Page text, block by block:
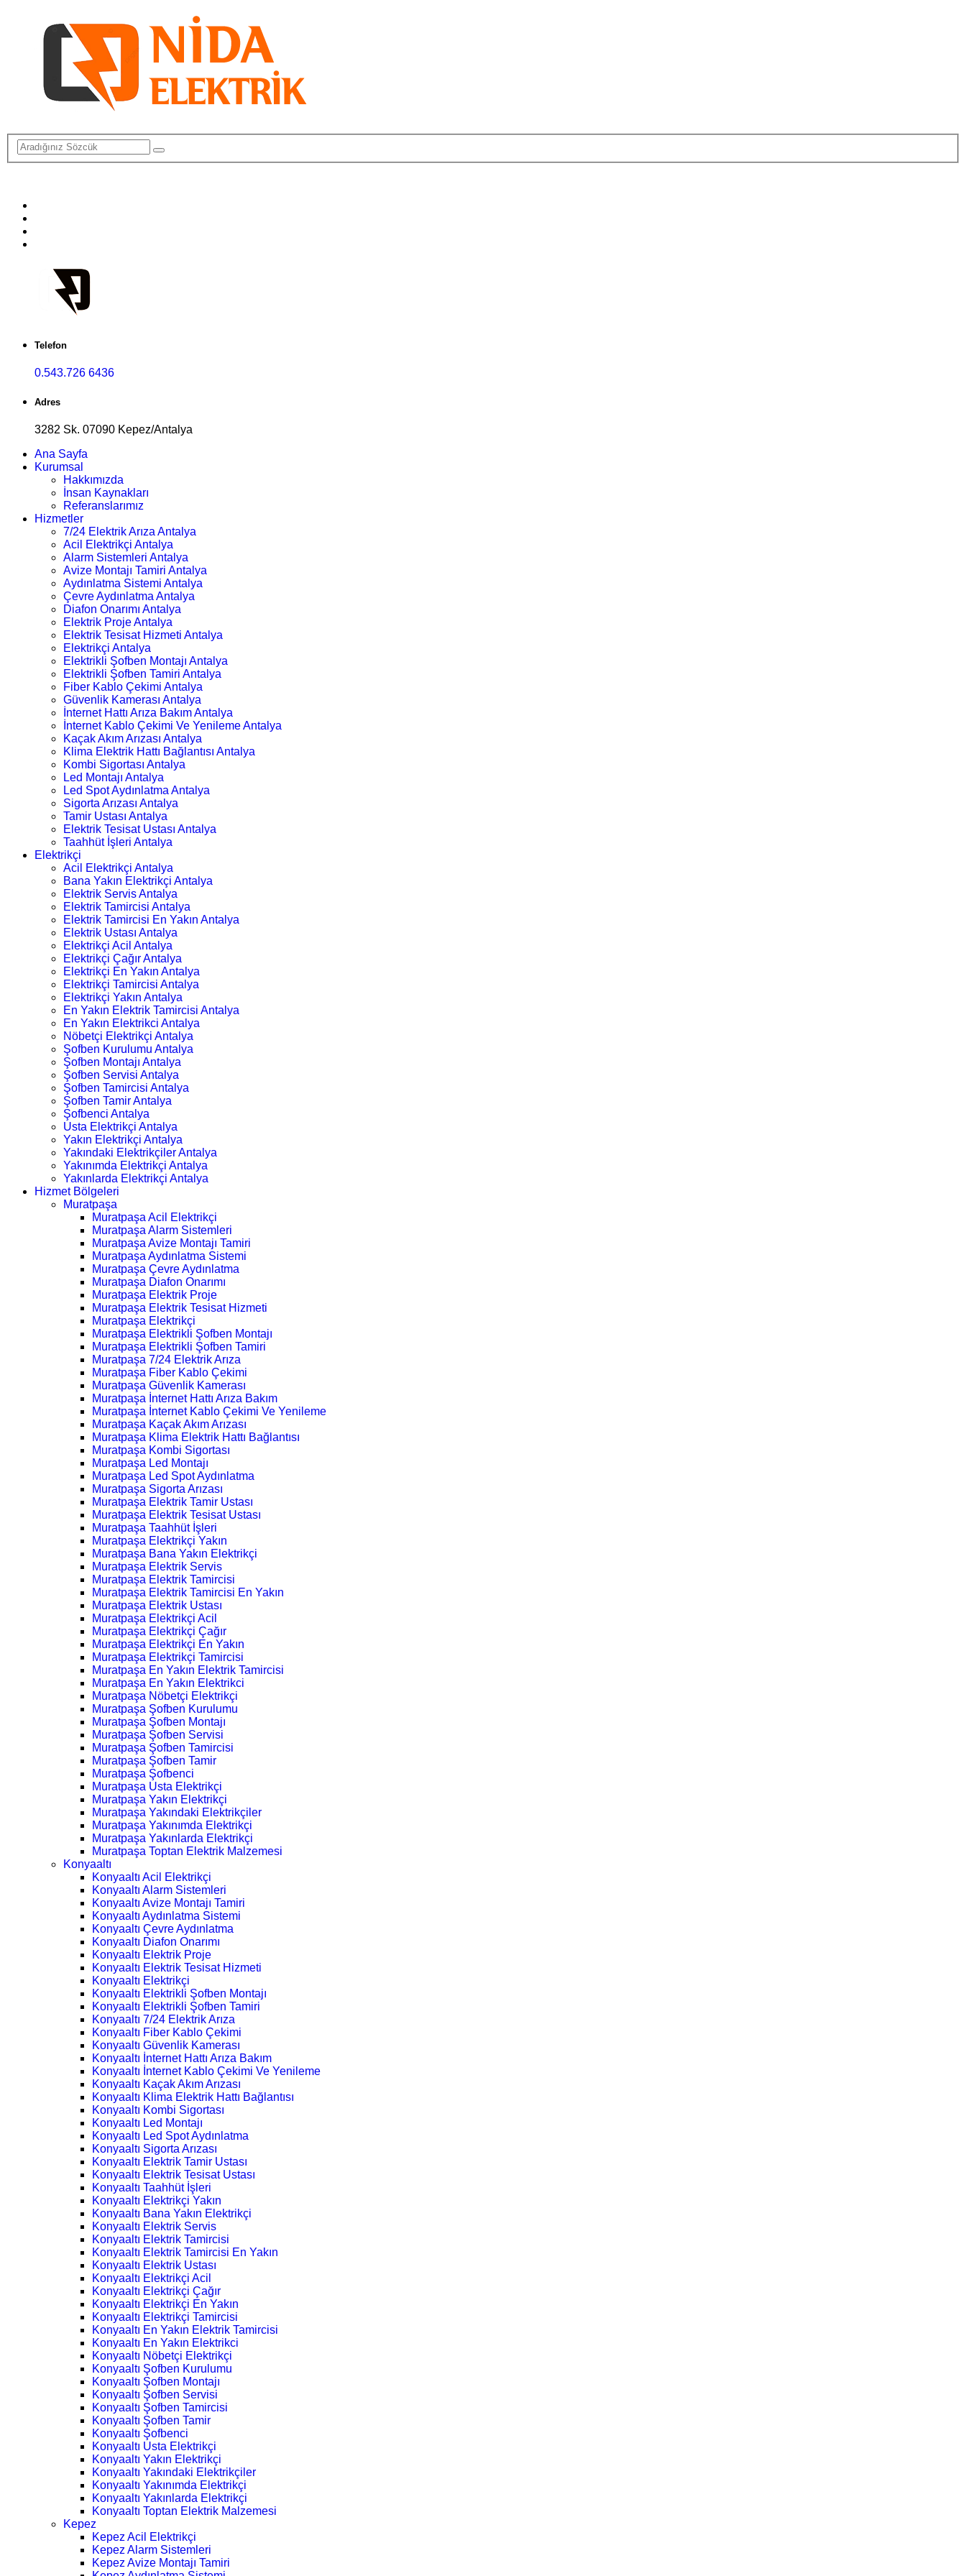
Telefon
0.543.726 6436
Adres
3282 Sk. 07090 Kepez/Antalya
Ana Sayfa
Kurumsal
Hakkımızda
İnsan Kaynakları
Referanslarımız
Hizmetler
7/24 Elektrik Arıza Antalya
Acil Elektrikçi Antalya
Alarm Sistemleri Antalya
Avize Montajı Tamiri Antalya
Aydınlatma Sistemi Antalya
Çevre Aydınlatma Antalya
Diafon Onarımı Antalya
Elektrik Proje Antalya
Elektrik Tesisat Hizmeti Antalya
Elektrikçi Antalya
Elektrikli Şofben Montajı Antalya
Elektrikli Şofben Tamiri Antalya
Fiber Kablo Çekimi Antalya
Güvenlik Kamerası Antalya
İnternet Hattı Arıza Bakım Antalya
İnternet Kablo Çekimi Ve Yenileme Antalya
Kaçak Akım Arızası Antalya
Klima Elektrik Hattı Bağlantısı Antalya
Kombi Sigortası Antalya
Led Montajı Antalya
Led Spot Aydınlatma Antalya
Sigorta Arızası Antalya
Tamir Ustası Antalya
Elektrik Tesisat Ustası Antalya
Taahhüt İşleri Antalya
Elektrikçi
Acil Elektrikçi Antalya
Bana Yakın Elektrikçi Antalya
Elektrik Servis Antalya
Elektrik Tamircisi Antalya
Elektrik Tamircisi En Yakın Antalya
Elektrik Ustası Antalya
Elektrikçi Acil Antalya
Elektrikçi Çağır Antalya
Elektrikçi En Yakın Antalya
Elektrikçi Tamircisi Antalya
Elektrikçi Yakın Antalya
En Yakın Elektrik Tamircisi Antalya
En Yakın Elektrikci Antalya
Nöbetçi Elektrikçi Antalya
Şofben Kurulumu Antalya
Şofben Montajı Antalya
Şofben Servisi Antalya
Şofben Tamircisi Antalya
Şofben Tamir Antalya
Şofbenci Antalya
Usta Elektrikçi Antalya
Yakın Elektrikçi Antalya
Yakındaki Elektrikçiler Antalya
Yakınımda Elektrikçi Antalya
Yakınlarda Elektrikçi Antalya
Hizmet Bölgeleri
Muratpaşa
Muratpaşa Acil Elektrikçi
Muratpaşa Alarm Sistemleri
Muratpaşa Avize Montajı Tamiri
Muratpaşa Aydınlatma Sistemi
Muratpaşa Çevre Aydınlatma
Muratpaşa Diafon Onarımı
Muratpaşa Elektrik Proje
Muratpaşa Elektrik Tesisat Hizmeti
Muratpaşa Elektrikçi
Muratpaşa Elektrikli Şofben Montajı
Muratpaşa Elektrikli Şofben Tamiri
Muratpaşa 7/24 Elektrik Arıza
Muratpaşa Fiber Kablo Çekimi
Muratpaşa Güvenlik Kamerası
Muratpaşa İnternet Hattı Arıza Bakım
Muratpaşa İnternet Kablo Çekimi Ve Yenileme
Muratpaşa Kaçak Akım Arızası
Muratpaşa Klima Elektrik Hattı Bağlantısı
Muratpaşa Kombi Sigortası
Muratpaşa Led Montajı
Muratpaşa Led Spot Aydınlatma
Muratpaşa Sigorta Arızası
Muratpaşa Elektrik Tamir Ustası
Muratpaşa Elektrik Tesisat Ustası
Muratpaşa Taahhüt İşleri
Muratpaşa Elektrikçi Yakın
Muratpaşa Bana Yakın Elektrikçi
Muratpaşa Elektrik Servis
Muratpaşa Elektrik Tamircisi
Muratpaşa Elektrik Tamircisi En Yakın
Muratpaşa Elektrik Ustası
Muratpaşa Elektrikçi Acil
Muratpaşa Elektrikçi Çağır
Muratpaşa Elektrikçi En Yakın
Muratpaşa Elektrikçi Tamircisi
Muratpaşa En Yakın Elektrik Tamircisi
Muratpaşa En Yakın Elektrikci
Muratpaşa Nöbetçi Elektrikçi
Muratpaşa Şofben Kurulumu
Muratpaşa Şofben Montajı
Muratpaşa Şofben Servisi
Muratpaşa Şofben Tamircisi
Muratpaşa Şofben Tamir
Muratpaşa Şofbenci
Muratpaşa Usta Elektrikçi
Muratpaşa Yakın Elektrikçi
Muratpaşa Yakındaki Elektrikçiler
Muratpaşa Yakınımda Elektrikçi
Muratpaşa Yakınlarda Elektrikçi
Muratpaşa Toptan Elektrik Malzemesi
Konyaaltı
Konyaaltı Acil Elektrikçi
Konyaaltı Alarm Sistemleri
Konyaaltı Avize Montajı Tamiri
Konyaaltı Aydınlatma Sistemi
Konyaaltı Çevre Aydınlatma
Konyaaltı Diafon Onarımı
Konyaaltı Elektrik Proje
Konyaaltı Elektrik Tesisat Hizmeti
Konyaaltı Elektrikçi
Konyaaltı Elektrikli Şofben Montajı
Konyaaltı Elektrikli Şofben Tamiri
Konyaaltı 7/24 Elektrik Arıza
Konyaaltı Fiber Kablo Çekimi
Konyaaltı Güvenlik Kamerası
Konyaaltı İnternet Hattı Arıza Bakım
Konyaaltı İnternet Kablo Çekimi Ve Yenileme
Konyaaltı Kaçak Akım Arızası
Konyaaltı Klima Elektrik Hattı Bağlantısı
Konyaaltı Kombi Sigortası
Konyaaltı Led Montajı
Konyaaltı Led Spot Aydınlatma
Konyaaltı Sigorta Arızası
Konyaaltı Elektrik Tamir Ustası
Konyaaltı Elektrik Tesisat Ustası
Konyaaltı Taahhüt İşleri
Konyaaltı Elektrikçi Yakın
Konyaaltı Bana Yakın Elektrikçi
Konyaaltı Elektrik Servis
Konyaaltı Elektrik Tamircisi
Konyaaltı Elektrik Tamircisi En Yakın
Konyaaltı Elektrik Ustası
Konyaaltı Elektrikçi Acil
Konyaaltı Elektrikçi Çağır
Konyaaltı Elektrikçi En Yakın
Konyaaltı Elektrikçi Tamircisi
Konyaaltı En Yakın Elektrik Tamircisi
Konyaaltı En Yakın Elektrikci
Konyaaltı Nöbetçi Elektrikçi
Konyaaltı Şofben Kurulumu
Konyaaltı Şofben Montajı
Konyaaltı Şofben Servisi
Konyaaltı Şofben Tamircisi
Konyaaltı Şofben Tamir
Konyaaltı Şofbenci
Konyaaltı Usta Elektrikçi
Konyaaltı Yakın Elektrikçi
Konyaaltı Yakındaki Elektrikçiler
Konyaaltı Yakınımda Elektrikçi
Konyaaltı Yakınlarda Elektrikçi
Konyaaltı Toptan Elektrik Malzemesi
Kepez
Kepez Acil Elektrikçi
Kepez Alarm Sistemleri
Kepez Avize Montajı Tamiri